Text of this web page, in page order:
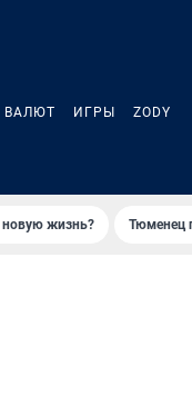
ВАЛЮТ ИГРЫ ZODY
новую жизнь? Тюменец